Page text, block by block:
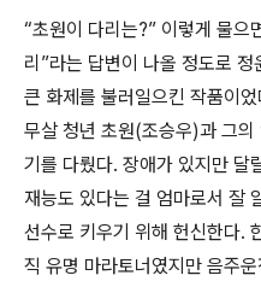
“초원이 다리는?” 이렇게 물으
리”라는 답변이 나올 정도로 정
큰 화제를 불러일으킨 작품이
무살 청년 초원(조승우)과 그
기를 다뤘다. 장애가 있지만 달
재능도 있다는 걸 엄마로서 잘
선수로 키우기 위해 헌신한다.
직 유명 마라토너였지만 음주